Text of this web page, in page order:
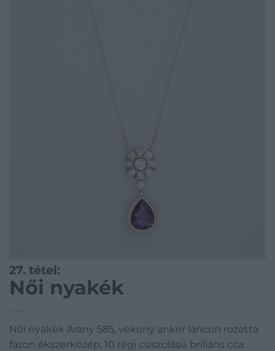
27. tétel:
Női nyakék
Női nyakék Arany 585, vékony anker láncon rozetta
fazon ékszerközép, 10 régi csiszolású briliáns cca.